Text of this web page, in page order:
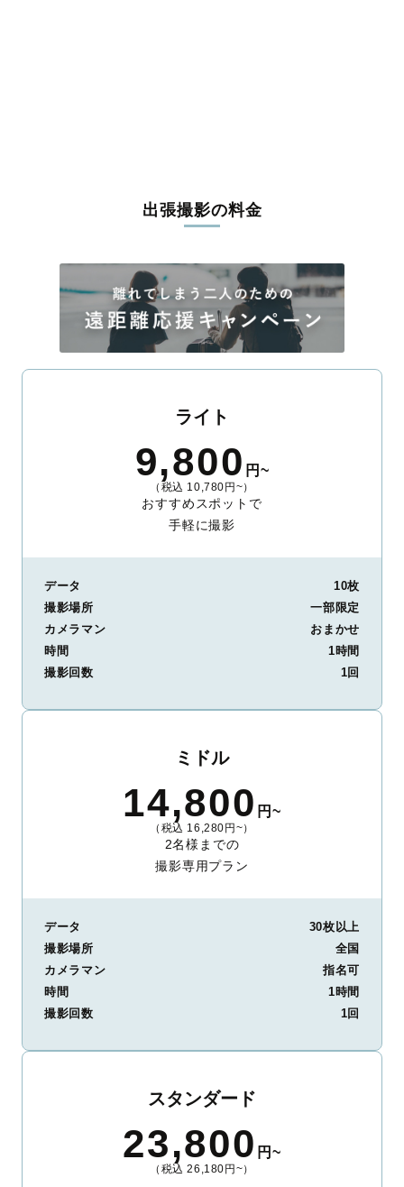
出張撮影の料金
ライト
9,800 円~
（税込 10,780円~）
おすすめスポットで
手軽に撮影
データ
10枚
撮影場所
一部限定
カメラマン
おまかせ
時間
1時間
撮影回数
1回
ミドル
14,800 円~
（税込 16,280円~）
2名様までの
撮影専用プラン
データ
30枚以上
撮影場所
全国
カメラマン
指名可
時間
1時間
撮影回数
1回
スタンダード
23,800 円~
（税込 26,180円~）